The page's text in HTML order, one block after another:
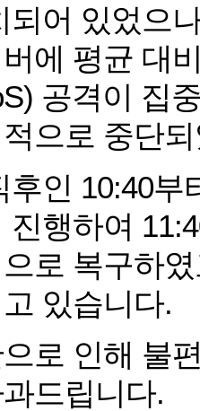
되어 있었으
에 평균 대
공격이 집
으로 중단
후인 10:40부
진행하여
로 복구하
있습니다.
로 인해 불
드립니다.